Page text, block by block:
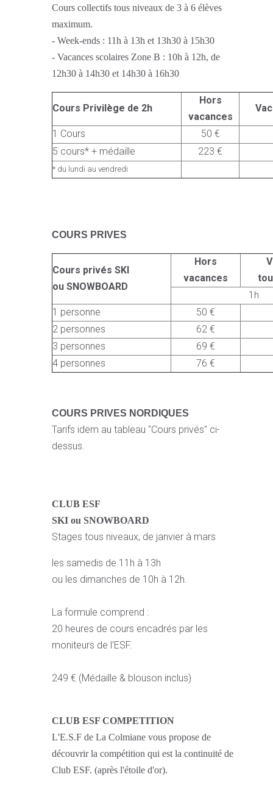
Cours collectifs tous niveaux de 3 à 6 élèves
maximum.
- Week-ends : 11h à 13h et 13h30 à 15h30
- Vacances scolaires Zone B : 10h à 12h, de
12h30 à 14h30 et 14h30 à 16h30
Cours Privilège de 2h
Hors
vacances
1 Cours
50 €
5 cours* + médaille
223 €
* du lundi au vendredi
COURS PRIVES
Cours privés SKI
ou SNOWBOARD
Hors
vacances
1h
1 personne
50 €
2 personnes
62 €
3 personnes
69 €
4 personnes
76 €
COURS PRIVES NORDIQUES
Tarifs idem au tableau "Cours privés" ci-
dessus.
CLUB ESF
SKI ou SNOWBOARD
Stages tous niveaux, de janvier à mars
les samedis de 11h à 13h
ou les dimanches de 10h à 12h.
La formule comprend :
20 heures de cours encadrés par les
moniteurs de l'ESF.
249 € (Médaille & blouson inclus)
CLUB ESF COMPETITION
L'E.S.F de La Colmiane vous propose de
découvrir la compétition qui est la continuité de
Club ESF. (après l'étoile d'or).